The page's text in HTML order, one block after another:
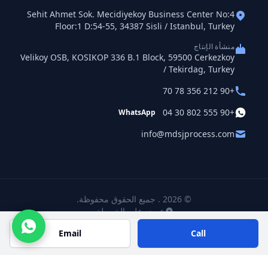
Sehit Ahmet Sok. Mecidiyekoy Business Center No:4
Floor:1 D:54-55, 34387 Sisli / Istanbul, Turkey
منشأة الإنتاج
Velikoy OSB, KOSIKOP 336 B.1 Block, 59500 Cerkezkoy
/ Tekirdag, Turkey
+90 212 356 78 70
+90 555 802 30 04
WhatsApp
info@mdsjprocess.com
© 2026 . جميع الحقوق محفوظة.
عرض على الخريطة
DUCON® is a registered trademark of MDSJ Proses Mühendislik Makina
Sanayi Ltd. Co., registered with the Turkish Patent and Trademark Office
Call
Email